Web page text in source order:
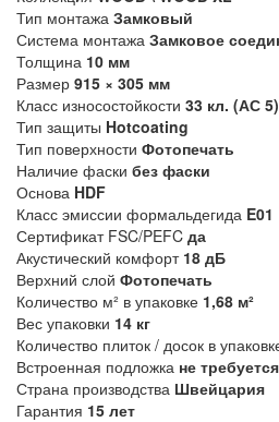
Тип монтажа Замковый
Система монтажа Замковое
Толщина 10 мм
Размер 915 × 305 мм
Класс износостойкости 33 кл. (АС 5)
Тип защиты Hotcoating
Тип поверхности Фотопечать
Наличие фаски без фаски
Основа HDF
Класс эмиссии формальдегида E01
Сертификат FSC/PEFC да
Акустический комфорт 18 дБ
Верхний слой Фотопечать
Количество м² в упаковке 1,68 м²
Вес упаковки 14 кг
Количество плиток / досок в
Встроенная подложка не требуется
Страна производства Швейцария
Гарантия 15 лет